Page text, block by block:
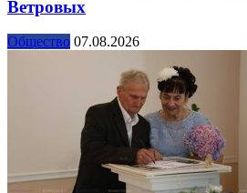
Ветровых
Общество 07.08.2026